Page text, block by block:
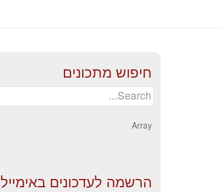
חיפוש מתכונים
Search
Array
הרשמה לעדכונים באימייל